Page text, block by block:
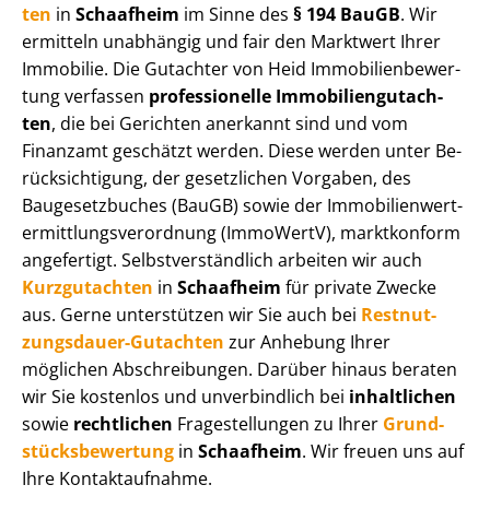
ten in Schaafheim im Sinne des § 194 BauGB. Wir
ermitteln unabhängig und fair den Marktwert Ihrer
Immobilie. Die Gutachter von Heid Im­mo­bi­li­en­be­wer­
tung verfassen professionelle Im­mo­bi­li­en­gut­ach­
ten, die bei Gerichten anerkannt sind und vom
Finanzamt geschätzt werden. Diese werden unter Be­
rück­sich­ti­gung, der gesetzlichen Vorgaben, des
Baugesetzbuches (BauGB) sowie der Im­mo­bi­li­en­wert­
ermitt­lungs­ver­ord­nung (ImmoWertV), marktkonform
angefertigt. Selbst­ver­ständ­lich arbeiten wir auch
Kurzgutachten in Schaafheim für private Zwecke
aus. Gerne unterstützen wir Sie auch bei Rest­nut­
zungs­dau­er-Gutachten zur Anhebung Ihrer
möglichen Abschreibungen. Darüber hinaus beraten
wir Sie kostenlos und unverbindlich bei inhaltlichen
sowie rechtlichen Fragestellungen zu Ihrer Grund­
stücks­be­wer­tung in Schaafheim. Wir freuen uns auf
Ihre Kontaktaufnahme.